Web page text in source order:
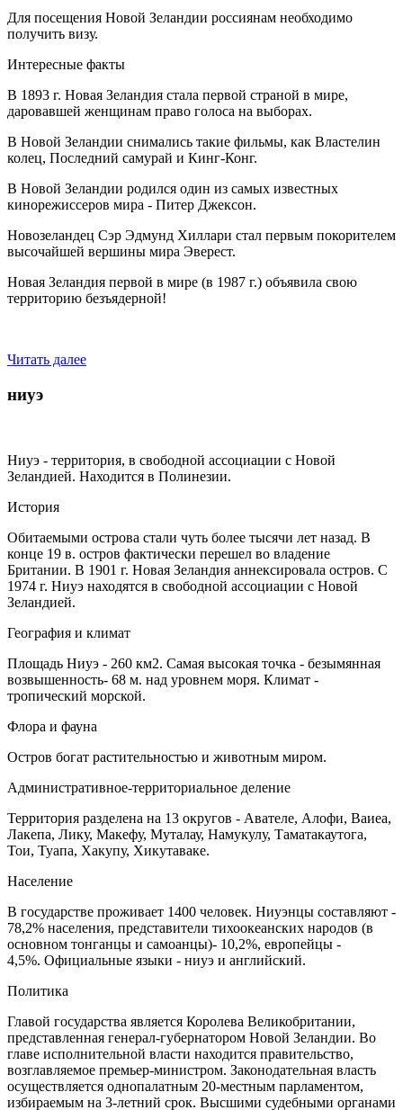
Для посещения Новой Зеландии россиянам необходимо
получить визу.
Интересные факты
В 1893 г. Новая Зеландия стала первой страной в мире,
даровавшей женщинам право голоса на выборах.
В Новой Зеландии снимались такие фильмы, как Властелин
колец, Последний самурай и Кинг-Конг.
В Новой Зеландии родился один из самых известных
кинорежиссеров мира - Питер Джексон.
Новозеландец Сэр Эдмунд Хиллари стал первым покорителем
высочайшей вершины мира Эверест.
Новая Зеландия первой в мире (в 1987 г.) объявила свою
территорию безъядерной!
Читать далее
ниуэ
Ниуэ - территория, в свободной ассоциации с Новой
Зеландией. Находится в Полинезии.
История
Обитаемыми острова стали чуть более тысячи лет назад. В
конце 19 в. остров фактически перешел во владение
Британии. В 1901 г. Новая Зеландия аннексировала остров. С
1974 г. Ниуэ находятся в свободной ассоциации с Новой
Зеландией.
География и климат
Площадь Ниуэ - 260 км2. Самая высокая точка - безымянная
возвышенность- 68 м. над уровнем моря. Климат -
тропический морской.
Флора и фауна
Остров богат растительностью и животным миром.
Административное-территориальное деление
Территория разделена на 13 округов - Авателе, Алофи, Ваиеа,
Лакепа, Лику, Макефу, Муталау, Намукулу, Таматакаутога,
Тои, Туапа, Хакупу, Хикутаваке.
Население
В государстве проживает 1400 человек. Ниуэнцы составляют -
78,2% населения, представители тихоокеанских народов (в
основном тонганцы и самоанцы)- 10,2%, европейцы -
4,5%. Официальные языки - ниуэ и английский.
Политика
Главой государства является Королева Великобритании,
представленная генерал-губернатором Новой Зеландии. Во
главе исполнительной власти находится правительство,
возглавляемое премьер-министром. Законодательная власть
осуществляется однопалатным 20-местным парламентом,
избираемым на 3-летний срок. Высшими судебными органами